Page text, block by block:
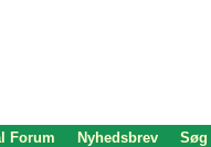
Forum Nyhedsbrev Søg